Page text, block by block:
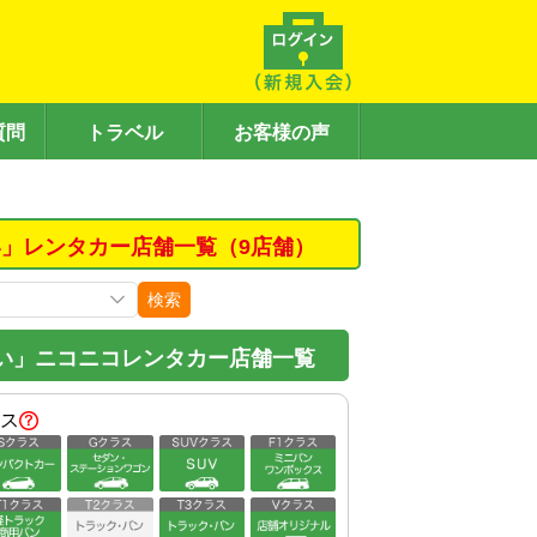
問 トラベル お客様の声
レンタカー店舗一覧（9店舗）
検索
」ニコニコレンタカー店舗一覧